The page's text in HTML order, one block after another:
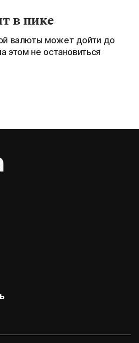
в пике
валюты может дойти до
этом не остановиться